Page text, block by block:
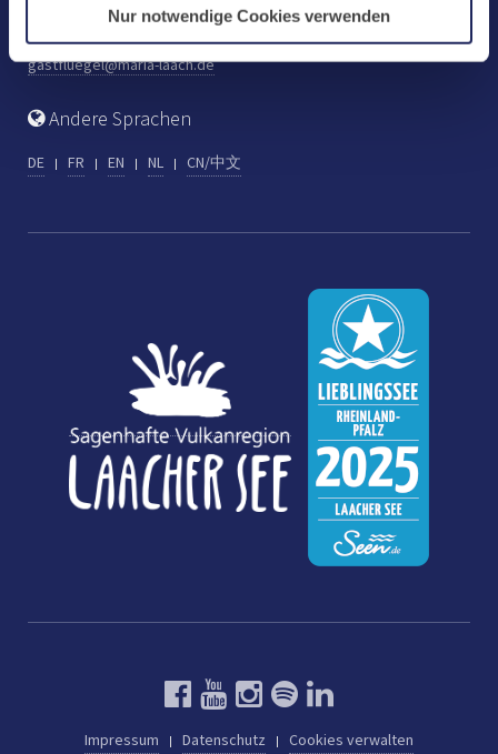
Nur notwendige Cookies verwenden
Tel: +49 (0) 2652 59-313
Fax: +49 (0) 2652 59-282
gastfluegel@maria-laach.de
Andere Sprachen
DE FR EN NL CN/中文
Impressum Datenschutz Cookies verwalten